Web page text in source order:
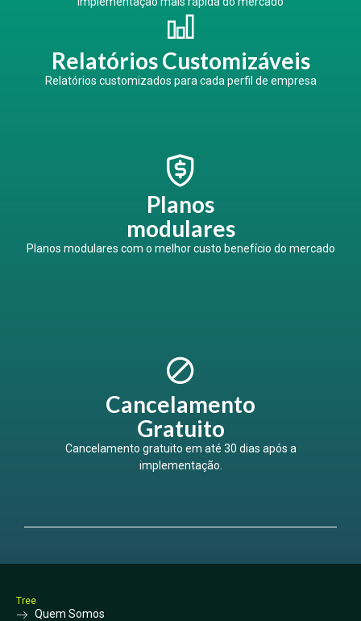
Relatórios Customizáveis
Relatórios customizados para cada perfil de empresa
Planos
modulares
Planos modulares com o melhor custo benefício do mercado
Cancelamento
Gratuito
Cancelamento gratuito em até 30 dias após a
implementação.
Tree
Quem Somos